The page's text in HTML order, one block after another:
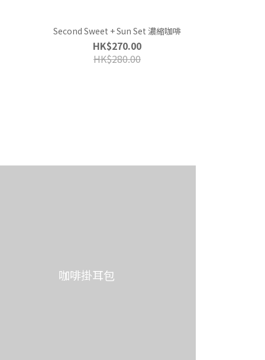
Second Sweet + Sun Set 濃縮咖啡
HK$270.00
HK$280.00
咖啡掛耳包